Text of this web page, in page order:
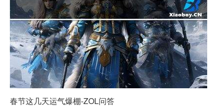
春节这几天运气爆棚-ZOL问答